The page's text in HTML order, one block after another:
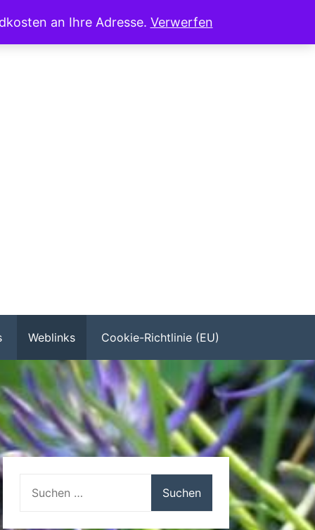
Weblinks Cookie-Richtlinie (EU)
nach:
an Ihre Adresse. Verwerfen